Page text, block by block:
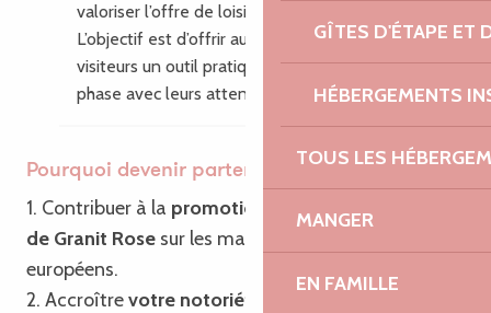
GÎTES D'ÉTAPE ET
HÉBERGEMENTS
TOUS LES
MANGER
EN FAMILLE
valoriser l’offre de loisirs du territoire.
L’objectif est d’offrir aux habitants et aux
visiteurs un outil pratique, inspirant, en
phase avec leurs attentes.
Pourquoi devenir partenaire ?
1. Contribuer à la promotion de Bretagne – Côte
de Granit Rose sur les marchés français et
européens.
2. Accroîtrevotre notoriété